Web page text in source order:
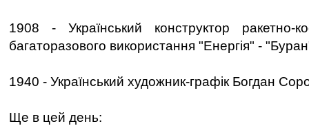
1908 - Український конструктор ракетно-
багаторазового використання "Енергія" -
1940 - Український художник-графік Богдан
Ще в цей день: